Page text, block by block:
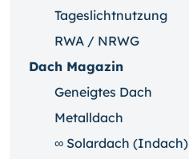
Tageslichtnutzung
RWA / NRWG
Dach Magazin
Geneigtes Dach
Metalldach
∞ Solardach (Indach)